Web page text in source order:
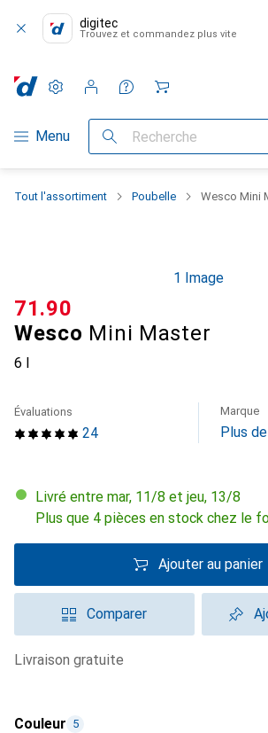
digitec
Trouvez et commandez plus vite
Navigation par catégorie
Menu Recherche
Paramètres
Compte client
Listes de comparaison
Listes d'envies
Panier
Tout l'assortiment Poubelle Wesco Mini
1 Image
Wesco Mini Master
6 l
CHF
71.90
24
Évaluations Marque
Plus
Livré entre mar, 11/8 et jeu, 13/8
Plus que 4 pièces en stock chez le
Ajouter au panier
Comparer
livraison gratuite
Couleur 5